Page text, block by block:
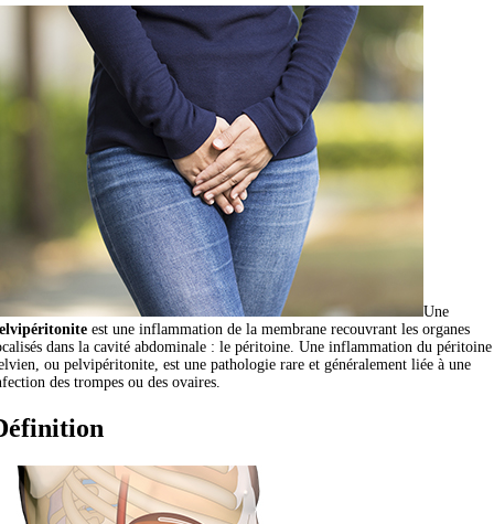
Une
est une inflammation de la membrane recouvrant les organes
dans la cavité abdominale : le péritoine. Une inflammation du péritoine
ou pelvipéritonite, est une pathologie rare et généralement liée à une
des trompes ou des ovaires.